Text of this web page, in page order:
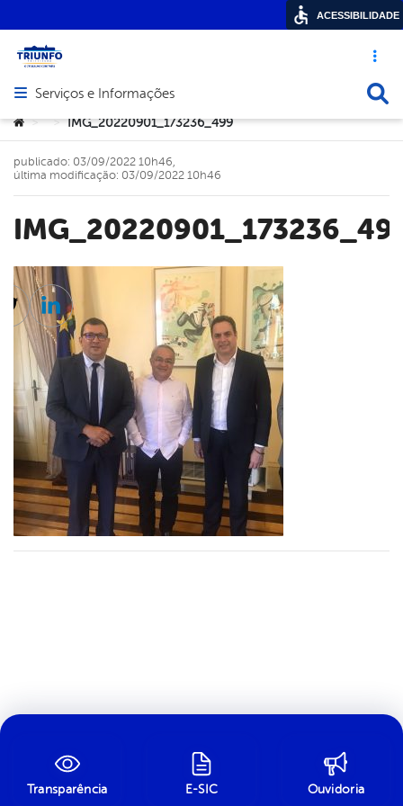
Acesso
Abrir menu principal de navegação
Serviços e Informações
Você está aqui:
> > IMG_20220901_173236_499
publicado: 03/09/2022 10h46,
última modificação: 03/09/2022 10h46
Twitter
Linkedin
Transparência E-SIC Ouvidoria
ACESSIBILIDADE